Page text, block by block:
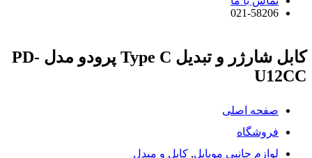
021-58206
کابل شارژر و تبدیل Type C پرودو مدل PD-
U12CC
صفحه اصلی
فروشگاه
لوازم جانبی موبایل, کابل و مبدل